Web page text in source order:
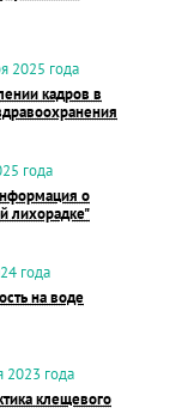
2025 года
кадров в
года
о
лихорадке"
года
на воде
2023 года
клещевого